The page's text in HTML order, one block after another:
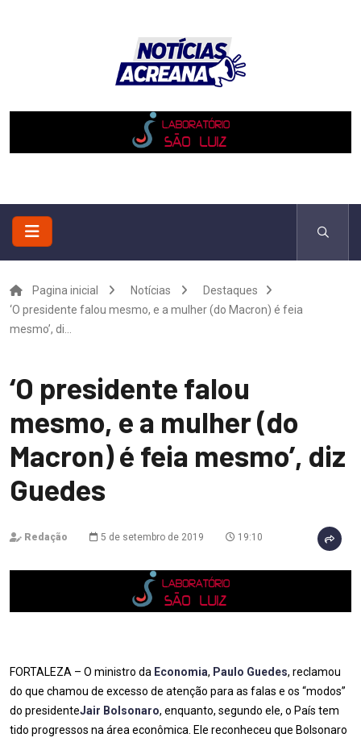
Pagina inicial Notícias
Destaques
‘O presidente falou mesmo, e a mulher (do Macron) é feia
mesmo’, di...
‘O presidente falou
mesmo, e a mulher (do
Macron) é feia mesmo’, diz
Guedes
Redação 5 de setembro de 2019 19:10
FORTALEZA – O ministro da Economia, Paulo Guedes, reclamou
do que chamou de excesso de atenção para as falas e os “modos”
do presidenteJair Bolsonaro, enquanto, segundo ele, o País tem
tido progressos na área econômica. Ele reconheceu que Bolsonaro